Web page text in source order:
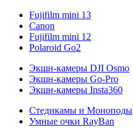
Fujifilm mini 13
Canon
Fujifilm mini 12
Polaroid Go2
Экшн-камеры DJI Osmo
Экшн-камеры Go-Pro
Экшн-камеры Insta360
Стедикамы и Моноподы
Умные очки RayBan